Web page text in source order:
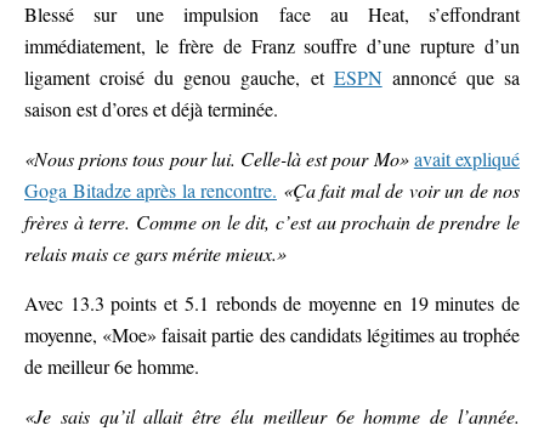
Blessé sur une impulsion face au Heat, s’effondrant
immédiatement, le frère de Franz souffre d’une rupture d’un
ligament croisé du genou gauche, et ESPNannoncé que sa
saison est d’ores et déjà terminée.
«Nous prions tous pour lui. Celle-là est pour Mo» avait expliqué
Goga Bitadze après la rencontre. «Ça fait mal de voir un de nos
frères à terre. Comme on le dit, c’est au prochain de prendre le
relais mais ce gars mérite mieux.»
Avec 13.3 points et 5.1 rebonds de moyenne en 19 minutes de
moyenne, «Moe» faisait partie des candidats légitimes au trophée
de meilleur 6e homme.
«Je sais qu’il allait être élu meilleur 6e homme de l’année.